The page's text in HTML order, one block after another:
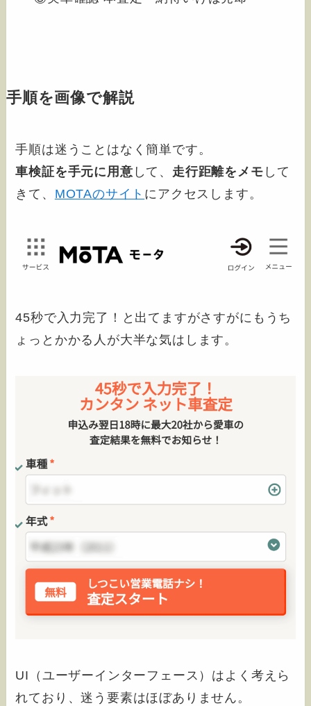
手順を画像で解説
手順は迷うことはなく簡単です。
車検証を手元に用意 して、 走行距離をメモ して
きて、 MOTAのサイト にアクセスします。
45秒で入力完了！と出てますがさすがにもうち
ょっとかかる人が大半な気はします。
UI（ユーザーインターフェース）はよく考えら
れており、迷う要素はほぼありません。